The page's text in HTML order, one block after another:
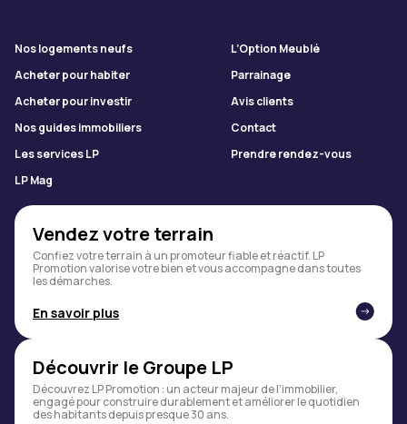
Nos logements neufs
L’Option Meublé
Acheter pour habiter
Parrainage
Acheter pour investir
Avis clients
Nos guides immobiliers
Contact
Les services LP
Prendre rendez-vous
LP Mag
Vendez votre terrain
Confiez votre terrain à un promoteur fiable et réactif. LP
Promotion valorise votre bien et vous accompagne dans toutes
les démarches.
En savoir plus
Découvrir le Groupe LP
Découvrez LP Promotion : un acteur majeur de l’immobilier,
engagé pour construire durablement et améliorer le quotidien
des habitants depuis presque 30 ans.